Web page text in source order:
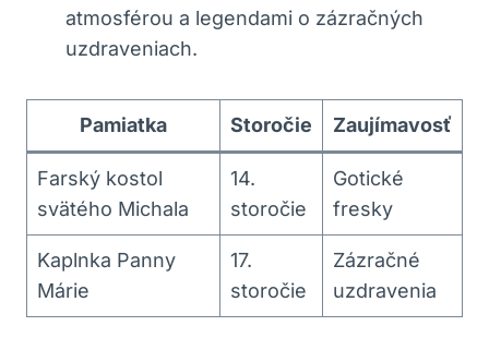
atmosférou‌ a legendami o ⁤zázračných
uzdraveniach.
Pamiatka Storočie Zaujímavosť
Farský ‍kostol
⁣svätého‍ Michala
14.
storočie
Gotické
⁣fresky
Kaplnka‍ Panny
Márie
17.⁣
storočie
Zázračné‌
uzdravenia